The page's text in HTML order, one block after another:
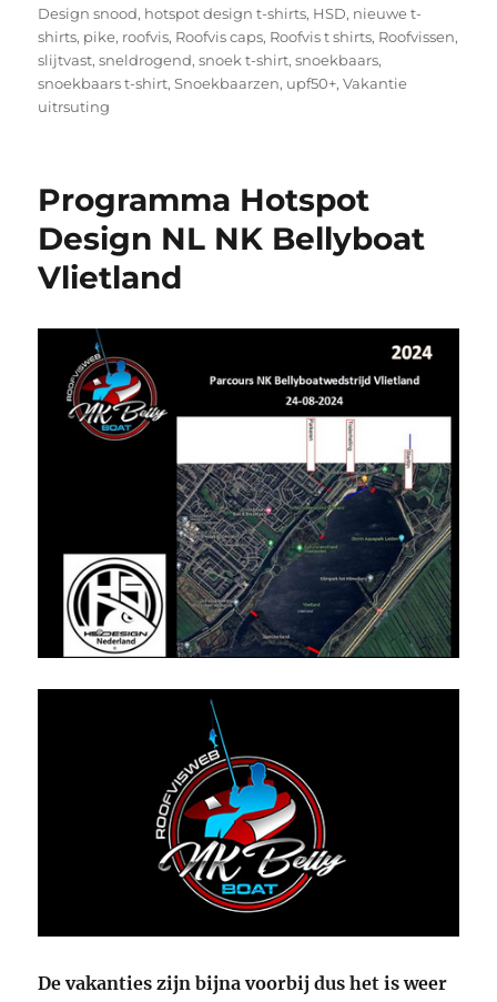
Design snood, hotspot design t-shirts, HSD, nieuwe t-
shirts, pike, roofvis, Roofvis caps, Roofvis t shirts, Roofvissen,
slijtvast,sneldrogend,snoek t-shirt,snoekbaars,
snoekbaars t-shirt,Snoekbaarzen, upf50+,Vakantie
uitrsuting
Programma Hotspot
Design NL NK Bellyboat
Vlietland
De vakanties zijn bijna voorbij dus het is weer